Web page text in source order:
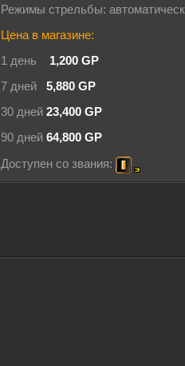
Режимы стрельбы:
Цена в магазине:
1 день
1,200 GP
7 дней 5,880 GP
30 дней 23,400 GP
90 дней 64,800 GP
Доступен со звания: